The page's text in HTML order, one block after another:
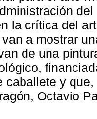
la crítica del
a mostrar
de una
caballete y
Octavio